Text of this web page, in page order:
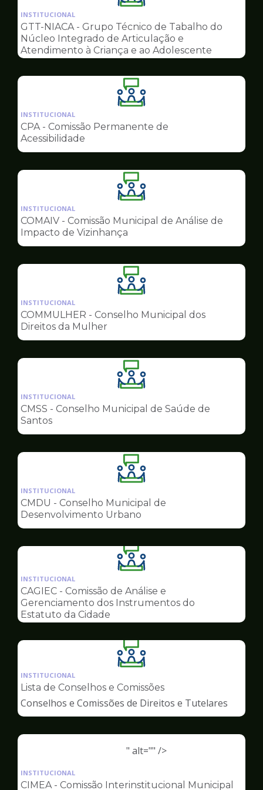
da
pagina
de
Conselhos
INSTITUCIONAL
GTT-NIACA - Grupo Técnico de Tabalho do
Núcleo Integrado de Articulação e
Atendimento à Criança e ao Adolescente
Ilustração
da
pagina
Conselhos
INSTITUCIONAL
CPA - Comissão Permanente de
Acessibilidade
Ilustração
da
pagina
Conselhos
INSTITUCIONAL
COMAIV - Comissão Municipal de Análise de
Impacto de Vizinhança
Ilustração
da
pagina
Conselhos
INSTITUCIONAL
COMMULHER - Conselho Municipal dos
Direitos da Mulher
Ilustração
da
pagina
Conselhos
INSTITUCIONAL
CMSS - Conselho Municipal de Saúde de
Santos
Ilustração
da
pagina
de
Conselhos
INSTITUCIONAL
CMDU - Conselho Municipal de
Desenvolvimento Urbano
Ilustração
da
pagina
de
INSTITUCIONAL
CAGIEC - Comissão de Análise e
Gerenciamento dos Instrumentos do
Estatuto da Cidade
Ilustração
da
pagina
de
Conselhos
INSTITUCIONAL
Lista de Conselhos e Comissões
Conselhos e Comissões de Direitos e Tutelares
" alt="" />
Ilustração
pagina
INSTITUCIONAL
CIMEA - Comissão Interinstitucional Municipal